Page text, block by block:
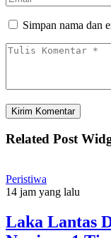
Simpan nama dan
Related Post
Peristiwa
14 jam yang lalu
Laka Lantas